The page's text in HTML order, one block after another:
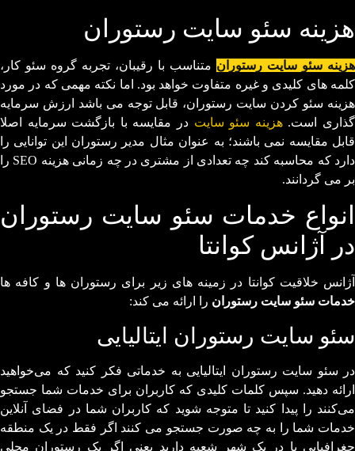
هزینه سئو سایت رستوران
هزینه سئو سایت رستوران متناسب با رقیبان، تجربه گروه سئو کار،
کلمه های کلیدی و غیره متفاوت خواهد بود. اما نکته مهمی که در مورد
هزینه سئو کردن سایت رستوران، قابل توجه می باشد ارزش سرمایه
گذاری است.هزینه سئو سایت در مقایسه با بازگشت سرمایه اصلا
قابل مقایسه نمی باشند؛ به عنوان مثال مدیر رستوران این توانایی را
دارد که محاسبه کند چه تعدادی از مشتری در چه زمانی هزینه SEO را
بر می گردانند.
انواع خدمات سئو سایت رستوران
در آژانس کوانتا
آژانس خلاقیت کوانتا در زمینه های زیر برای رستوران ها و کافه ها
خدمات سئو سایت رستوران را ارائه می کند:
سئو سایت رستوران ایتالیایی
در سئو سایت رستوران ایتالیایی به خدماتی فکر کنید که می‌خواهید
ارائه دهید. سپس کلمات کلیدی که کاربران برای خدمات شما جستجو
می‌کنند را پیدا کنید تا متوجه شوید که کاربران شما در فضای آنلاین
خدمات شما را به چه صورت جستجو می کنند اگر فقط در یک منطقه
جغرافیایی یا در یک شهر شعبه دارید یعنی اگر یک رستوران محلی